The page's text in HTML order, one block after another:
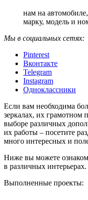
нам на
марку, модель и
Мы в социальных сетях:
Pinterest
Вконтакте
Telegram
Instagram
Одноклассники
Если вам необходима
зеркалах, их грамотном
выборе различных
их работы – посетите
много интересных и
Ниже вы можете
в различных интерьерах.
Выполненные проекты: